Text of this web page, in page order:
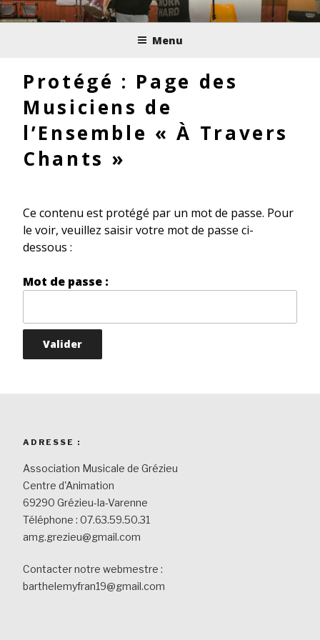
Aller
au
LA MUSIQUE
99 ANS !
Menu
Protégé : Page des
Musiciens de
l’Ensemble « À Travers
Chants »
Ce contenu est protégé par un mot de passe. Pour
le voir, veuillez saisir votre mot de passe ci-
dessous :
Mot de passe :
ADRESSE :
Association Musicale de Grézieu
Centre d'Animation
69290 Grézieu-la-Varenne
Téléphone : 07.63.59.50.31
amg.grezieu@gmail.com
Contacter notre webmestre :
barthelemyfran19@gmail.com